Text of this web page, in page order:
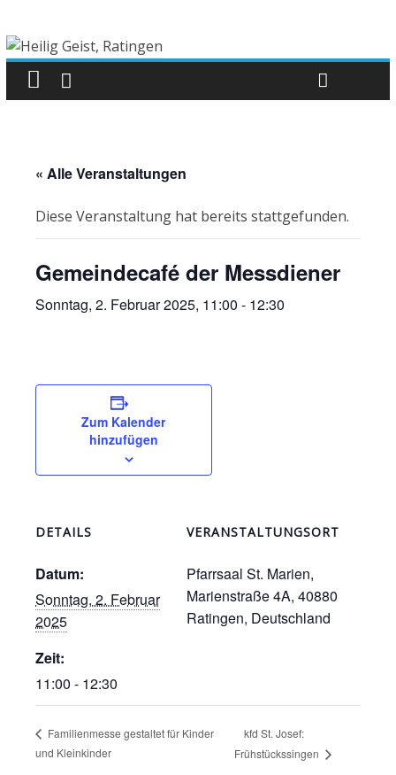
« Alle Veranstaltungen
Diese Veranstaltung hat bereits stattgefunden.
Gemeindecafé der Messdiener
Sonntag, 2. Februar 2025, 11:00 - 12:30
Zum Kalender
hinzufügen
DETAILS
Datum:
Sonntag, 2. Februar
2025
Zeit:
11:00 - 12:30
VERANSTALTUNGSORT
Pfarrsaal St. Marien,
Marienstraße 4A, 40880
Ratingen, Deutschland
Familienmesse gestaltet für Kinder
und Kleinkinder
kfd St. Josef:
Frühstückssingen